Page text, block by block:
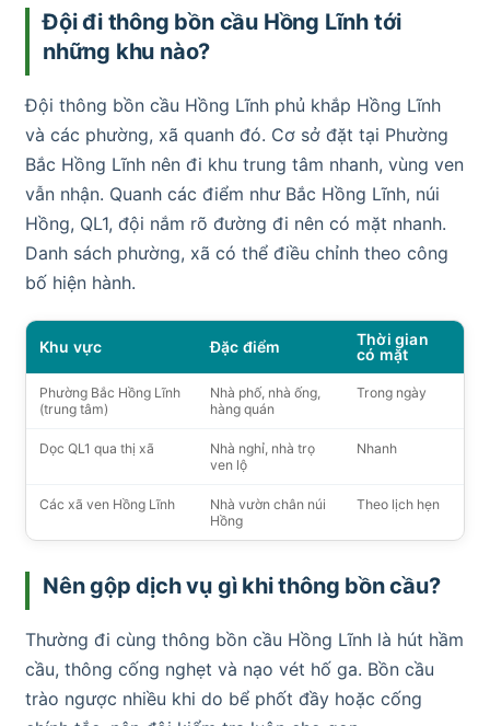
Đội đi thông bồn cầu Hồng Lĩnh tới
những khu nào?
Đội thông bồn cầu Hồng Lĩnh phủ khắp Hồng Lĩnh
và các phường, xã quanh đó. Cơ sở đặt tại Phường
Bắc Hồng Lĩnh nên đi khu trung tâm nhanh, vùng ven
vẫn nhận. Quanh các điểm như Bắc Hồng Lĩnh, núi
Hồng, QL1, đội nắm rõ đường đi nên có mặt nhanh.
Danh sách phường, xã có thể điều chỉnh theo công
bố hiện hành.
Khu vực Đặc điểm
Thời gian
có mặt
Phường Bắc Hồng Lĩnh
(trung tâm)
Nhà phố, nhà ống,
hàng quán
Trong ngày
Dọc QL1 qua thị xã
Nhà nghỉ, nhà trọ
ven lộ
Nhanh
Các xã ven Hồng Lĩnh
Nhà vườn chân núi
Hồng
Theo lịch hẹn
Nên gộp dịch vụ gì khi thông bồn cầu?
Thường đi cùng thông bồn cầu Hồng Lĩnh là hút hầm
cầu, thông cống nghẹt và nạo vét hố ga. Bồn cầu
trào ngược nhiều khi do bể phốt đầy hoặc cống